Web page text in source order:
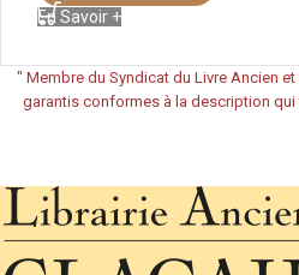
En Savoir +
" Membre du Syndicat du Livre Ancien
garantis conformes à la description qui